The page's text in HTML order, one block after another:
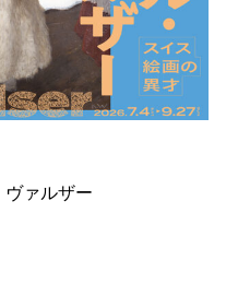
ァルザー